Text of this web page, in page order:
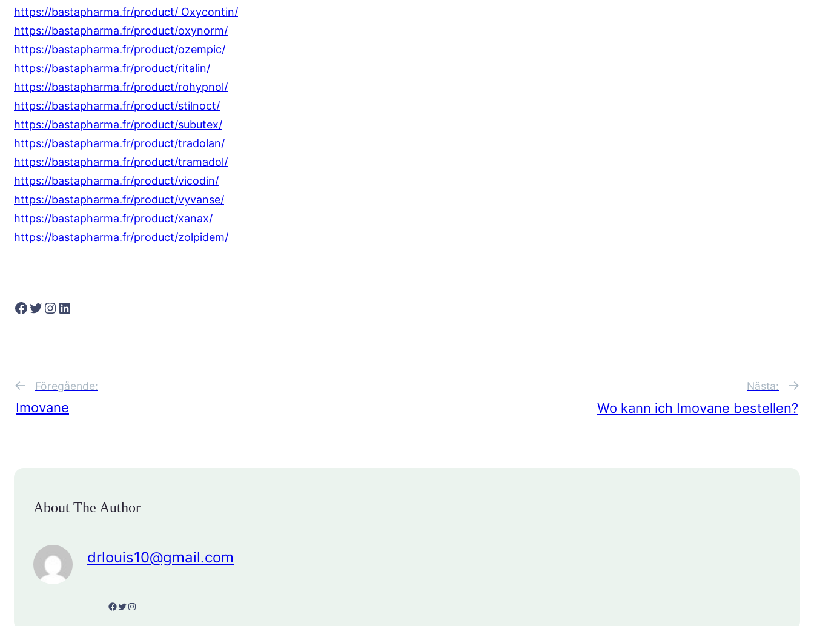
https://bastapharma.fr/product/ Oxycontin/
https://bastapharma.fr/product/oxynorm/
https://bastapharma.fr/product/ozempic/
https://bastapharma.fr/product/ritalin/
https://bastapharma.fr/product/rohypnol/
https://bastapharma.fr/product/stilnoct/
https://bastapharma.fr/product/subutex/
https://bastapharma.fr/product/tradolan/
https://bastapharma.fr/product/tramadol/
https://bastapharma.fr/product/vicodin/
https://bastapharma.fr/product/vyvanse/
https://bastapharma.fr/product/xanax/
https://bastapharma.fr/product/zolpidem/
Facebook Twitter Instagram LinkedIn
← Föregående:
Imovane
Nästa:
Wo kann ich Imovane bestellen?
→
About The Author
drlouis10@gmail.com
Facebook Twitter Instagram